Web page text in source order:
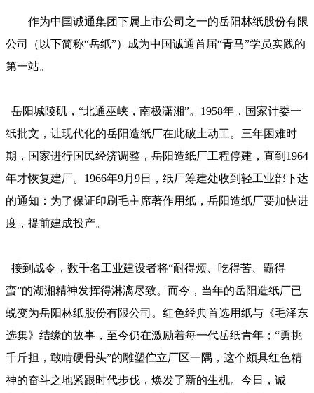
作为中国诚通集团下属上市公司之一的岳阳林纸股份有限
公司（以下简称“岳纸”）成为中国诚通首届“青马”学员实践的
第一站。
岳阳城陵矶，“北通巫峡，南极潇湘”。1958年，国家计委一
纸批文，让现代化的岳阳造纸厂在此破土动工。三年困难时
期，国家进行国民经济调整，岳阳造纸厂工程停建，直到1964
年才恢复建厂。1966年9月9日，纸厂筹建处收到轻工业部下达
的通知：为了保证印刷毛主席著作用纸，岳阳造纸厂要加快进
度，提前建成投产。
接到战令，数千名工业建设者将“耐得烦、吃得苦、霸得
蛮”的湖湘精神发挥得淋漓尽致。而今，当年的岳阳造纸厂已
蜕变为岳阳林纸股份有限公司。红色经典首选用纸与《毛泽东
选集》结缘的故事，至今仍在激励着每一代岳纸青年；“勇挑
千斤担，敢啃硬骨头”的雕塑伫立厂区一隅，这个颇具红色精
神的奋斗之地紧跟时代步伐，焕发了新的生机。今日，诚